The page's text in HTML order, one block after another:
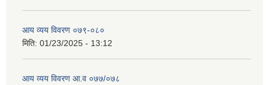
आय व्यय विवरण ०७९-०८०
मिति: 01/23/2025 - 13:12
आय व्यय विवरण आ.व ०७७/०७८